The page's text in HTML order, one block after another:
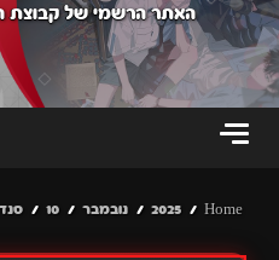
האתר הרשמי של קבוצת
Home
2025 נובמבר 10